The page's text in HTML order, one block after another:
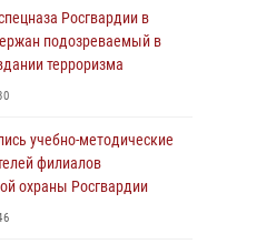
лично проверил ДОЛ
8
Росгвардии в
подозреваемый в
терроризма
учебно-методические
филиалов
охраны Росгвардии